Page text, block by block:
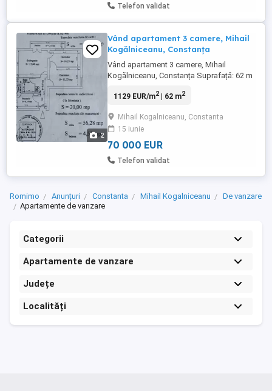
Telefon validat
2
Vând apartament 3 camere, Mihail
Kogălniceanu, Constanța
Vând apartament 3 camere, Mihail
Kogălniceanu, Constanța Suprafață: 62 m
acoperiș, geamuri noi) Centrală pe gaz
calorifer suplimentar Ocazie excelentă
pentru o locuință eficientă energetic, într-o
zonă liniștit ...
1129 EUR/m2| 62 m2
Mihail Kogalniceanu, Constanta
15 iunie
70 000 EUR
Telefon validat
Romimo Anunțuri Constanta Mihail Kogalniceanu
De vanzare
Apartamente de vanzare
Categorii
Apartamente de vanzare
Județe
Localități